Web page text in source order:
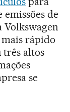
de
Volkswagen
rápido
três altos
se